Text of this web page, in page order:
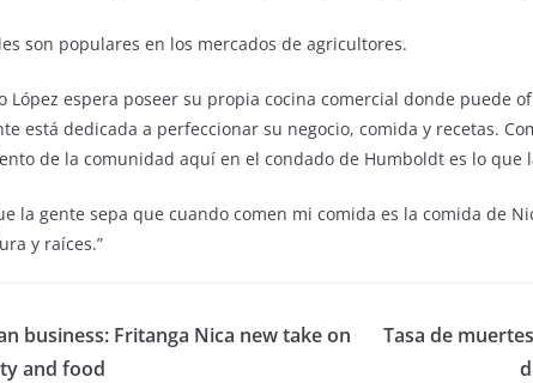
son populares en los mercados de agricultores.
López espera poseer su propia cocina comercial donde puede
está dedicada a perfeccionar su negocio, comida y recetas.
de la comunidad aquí en el condado de Humboldt es lo que
la gente sepa que cuando comen mi comida es la comida de
y raíces.”
business: Fritanga Nica new take on
and food
Tasa de